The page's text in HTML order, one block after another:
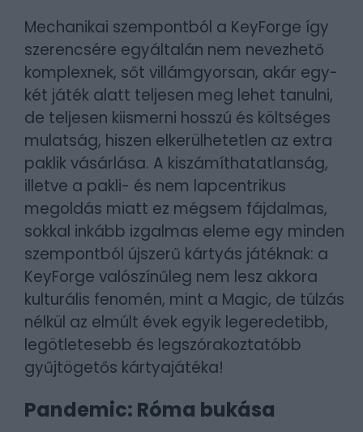
Mechanikai szempontból a KeyForge így
szerencsére egyáltalán nem nevezhető
komplexnek, sőt villámgyorsan, akár egy-
két játék alatt teljesen meg lehet tanulni,
de teljesen kiismerni hosszú és költséges
mulatság, hiszen elkerülhetetlen az extra
paklik vásárlása. A kiszámíthatatlanság,
illetve a pakli- és nem lapcentrikus
megoldás miatt ez mégsem fájdalmas,
sokkal inkább izgalmas eleme egy minden
szempontból újszerű kártyás játéknak: a
KeyForge valószínűleg nem lesz akkora
kulturális fenomén, mint a Magic, de túlzás
nélkül az elmúlt évek egyik legeredetibb,
legötletesebb és legszórakoztatóbb
gyűjtögetős kártyajátéka!
Pandemic: Róma bukása